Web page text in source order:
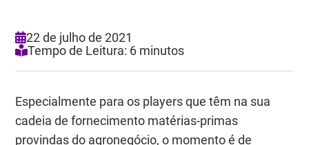
22 de julho de 2021
Tempo de Leitura: 6 minutos
Especialmente para os players que têm na sua
cadeia de fornecimento matérias-primas
provindas do agronegócio, o momento é de